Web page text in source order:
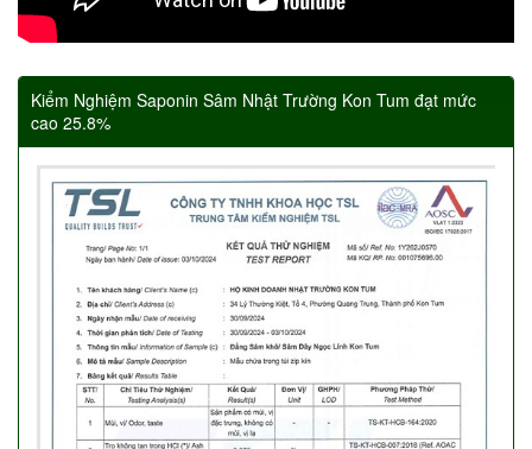
Kiểm Nghiệm Saponin Sâm Nhật Trường Kon Tum đạt mức
cao 25.8%